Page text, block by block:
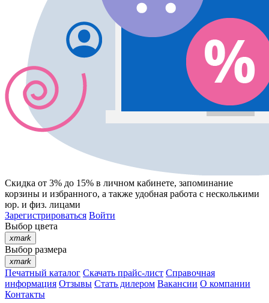
Скидка от 3% до 15% в личном кабинете, запоминание
корзины и избранного, а также удобная работа с несколькими
юр. и физ. лицами
Зарегистрироваться Войти
Выбор цвета
xmark
Выбор размера
xmark
Печатный каталог Скачать прайс-лист Справочная
информация Отзывы Стать дилером Вакансии О компании
Контакты